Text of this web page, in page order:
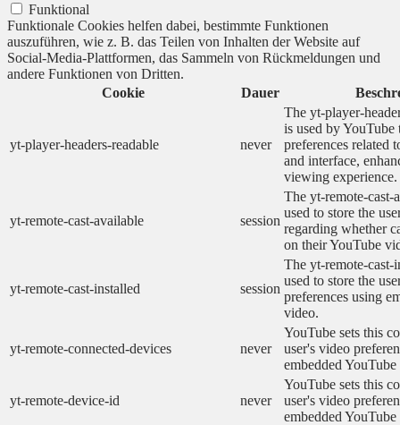
Funktional
Funktionale Cookies helfen dabei, bestimmte Funktionen
auszuführen, wie z. B. das Teilen von Inhalten der Website auf
Social-Media-Plattformen, das Sammeln von Rückmeldungen und
andere Funktionen von Dritten.
Cookie
Dauer
yt-player-headers-readable never
The yt-player-
is used by YouTube
preferences related
and interface,
viewing experience.
yt-remote-cast-available session
The yt-remote-cast-
used to store the
regarding whether
on their YouTube
yt-remote-cast-installed session
The yt-remote-cast-
used to store the
preferences using
video.
yt-remote-connected-devices never
YouTube sets this
user's video
embedded
yt-remote-device-id never
YouTube sets this
user's video
embedded